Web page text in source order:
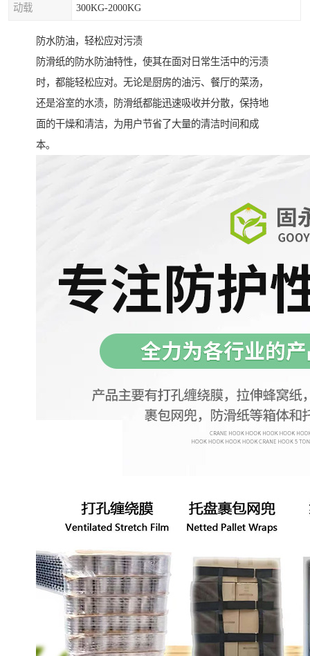
动载 300KG-2000KG
防水防油，轻松应对污渍
防滑纸的防水防油特性，使其在面对日常生活中的污渍
时，都能轻松应对。无论是厨房的油污、餐厅的菜汤，
还是浴室的水渍，防滑纸都能迅速吸收并分散，保持地
面的干燥和清洁，为用户节省了大量的清洁时间和成
本。